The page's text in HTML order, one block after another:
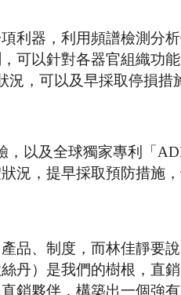
利器，利用頻譜檢測分
可以針對各器官組織功
況，可以及早採取停損
，以及全球獨家專利「
況，提早採取預防措施
品、制度，而林佳靜要
丹）是我們的樹根，直
銷夥伴，構築出一個強有